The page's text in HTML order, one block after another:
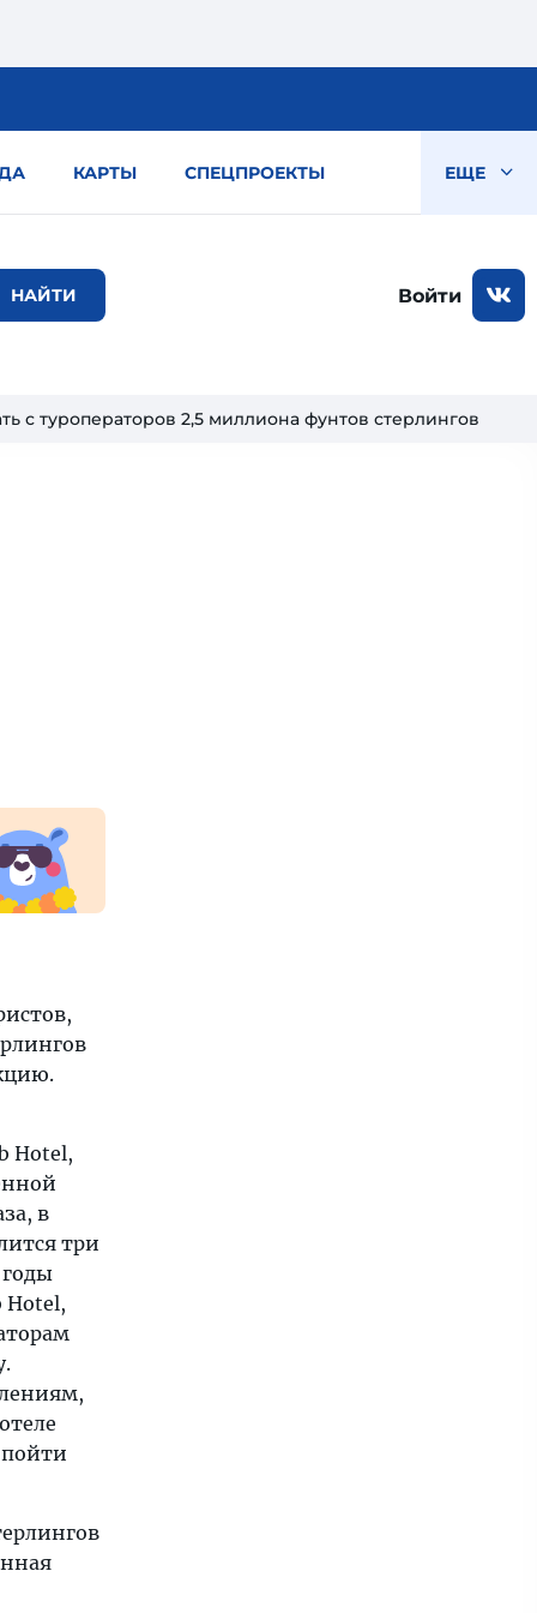
КАРТЫ СПЕЦПРОЕКТЫ ЕЩЕ
Войти
с туроператоров 2,5 миллиона фунтов стерлингов
Hotel,
в
три
Hotel,